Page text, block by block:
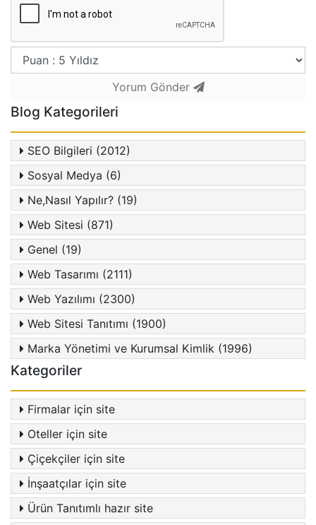
Yorum Gönder
Blog Kategorileri
SEO Bilgileri (2012)
Sosyal Medya (6)
Ne,Nasıl Yapılır? (19)
Web Sitesi (871)
Genel (19)
Web Tasarımı (2111)
Web Yazılımı (2300)
Web Sitesi Tanıtımı (1900)
Marka Yönetimi ve Kurumsal Kimlik (1996)
Kategoriler
Firmalar için site
Oteller için site
Çiçekçiler için site
İnşaatçılar için site
Ürün Tanıtımlı hazır site